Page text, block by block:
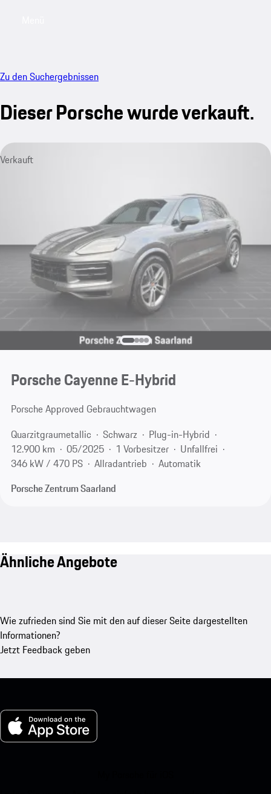
Zu den Suchergebnissen
Dieser Porsche wurde verkauft.
Verkauft
Porsche Cayenne E-Hybrid
Porsche Approved Gebrauchtwagen
Quarzitgraumetallic
Schwarz
Plug-in-Hybrid
12.900 km
05/2025 1 Vorbesitzer
Unfallfrei
346 kW / 470 PS
Allradantrieb
Automatik
Porsche Zentrum Saarland
Ähnliche Angebote
Wie zufrieden sind Sie mit den auf dieser Seite dargestellten
Informationen?
Jetzt Feedback geben